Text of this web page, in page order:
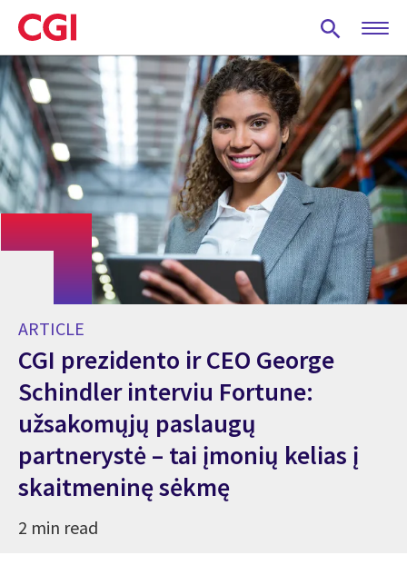
Skip
to
main
content
ARTICLE
CGI prezidento ir CEO George
Schindler interviu Fortune:
užsakomųjų paslaugų
partnerystė – tai įmonių kelias į
skaitmeninę sėkmę
2 min read